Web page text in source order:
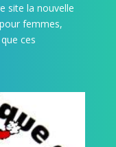
site la nouvelle
femmes,
ces